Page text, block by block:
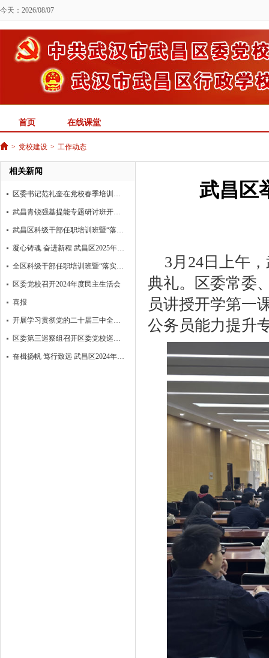
今天：2026/08/07
首页 在线课堂
> 党校建设 > 工作动态
相关新闻
区委书记范礼奎在党校春季培训班作专题辅导 实干创新答好“十问” 提能担责开创新局
武昌青锐强基提能专题研讨班开班，多维培训赋能年轻干部素质提升助力支点建设
武昌区科级干部任职培训班暨“落实支点建设、加快转型升级”专题研讨班圆满结业
凝心铸魂 奋进新程 武昌区2025年第一期区管干部进修班结业
全区科级干部任职培训班暨“落实支点建设、加快转型升级”专题研讨班开班
区委党校召开2024年度民主生活会
喜报
开展学习贯彻党的二十届三中全会精神培训
区委第三巡察组召开区委党校巡察情况 反馈会
奋楫扬帆 笃行致远 武昌区2024年第二期区管干部进修班结业
武昌区
3月24日上午
典礼。区委常委
员讲授开学第一
公务员能力提升